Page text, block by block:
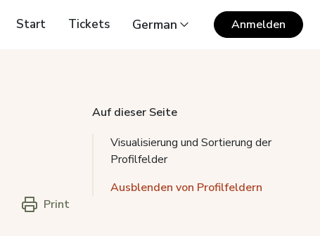
Start Tickets German Anmelden
Print
Auf dieser Seite
Visualisierung und Sortierung der
Profilfelder
Ausblenden von Profilfeldern